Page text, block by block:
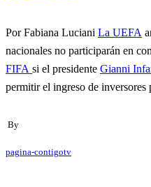
Por Fabiana Luciani La UEFA
nacionales no participarán en
FIFA si el presidente Gianni
permitir el ingreso de inversores
By
pagina-contigotv